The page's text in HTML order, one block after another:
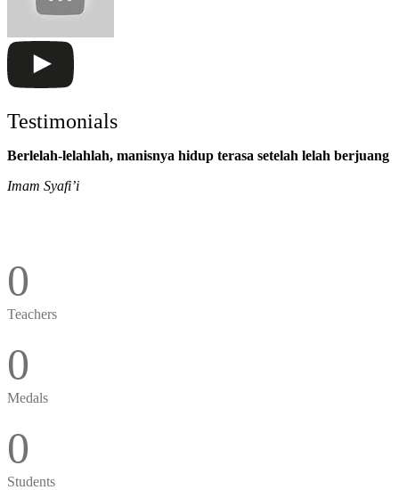
Testimonials
Berlelah-lelahlah, manisnya hidup terasa setelah lelah berjuang
Imam Syafi’i
0
Teachers
0
Medals
0
Students